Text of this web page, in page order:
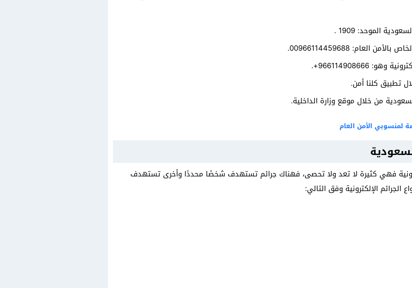
الموحد: 1909 .
العام: 00966114459688.
966114908666+.
تطبيق كلنا أمن.
من خلال موقع وزارة الداخلية.
لمنسوبي الأمن العام
فهي كثيرة لا تعد ولا تحصى، فهناك جرائم تستهدف شخصًا محددًا وأخرى تستهدف
الإلكترونية وفق التالي: